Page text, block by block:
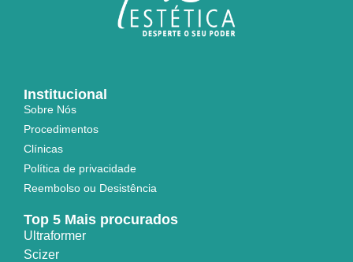
Institucional
Sobre Nós
Procedimentos
Clínicas
Política de privacidade
Reembolso ou Desistência
Top 5 Mais procurados
Ultraformer
Scizer